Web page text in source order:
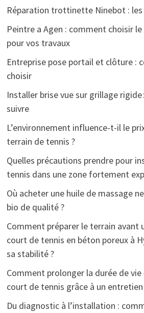
Réparation trottinette Ninebot :
Peintre a Agen : comment choisir
pour vos travaux
Entreprise pose portail et clôture :
choisir
Installer brise vue sur grillage
suivre
L’environnement influence-t-il le
terrain de tennis ?
Quelles précautions prendre pour
tennis dans une zone fortement
Où acheter une huile de massage
bio de qualité ?
Comment préparer le terrain avant
court de tennis en béton poreux à
sa stabilité ?
Comment prolonger la durée de
court de tennis grâce à un
Du diagnostic à l’installation :